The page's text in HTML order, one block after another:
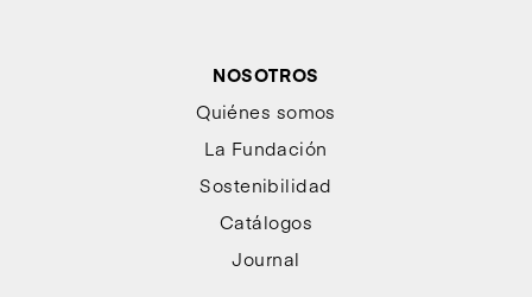
NOSOTROS
Quiénes somos
La Fundación
Sostenibilidad
Catálogos
Journal